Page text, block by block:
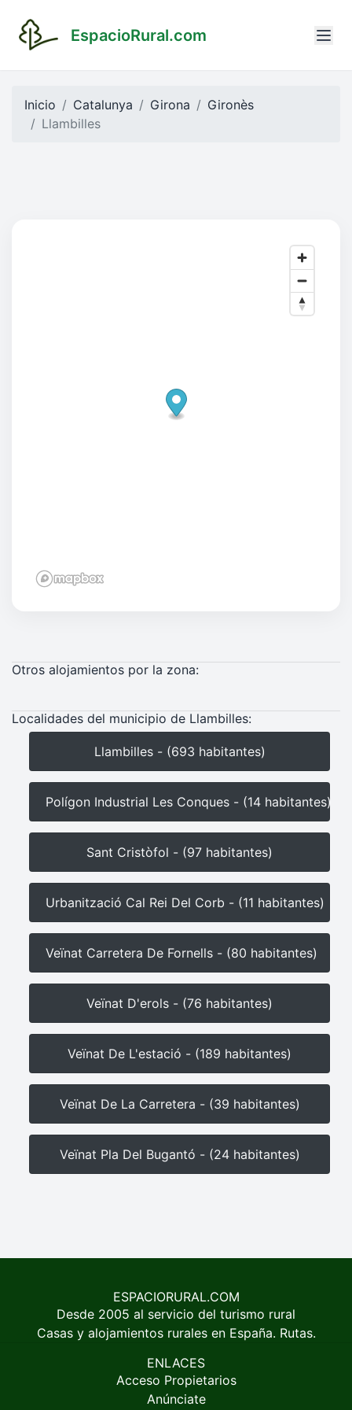
EspacioRural.com
Inicio Catalunya Girona
Gironès
Llambilles
Otros alojamientos por la zona:
Localidades del municipio de Llambilles:
Llambilles - (693 habitantes)
Polígon Industrial Les Conques - (14 habitantes)
Sant Cristòfol - (97 habitantes)
Urbanització Cal Rei Del Corb - (11 habitantes)
Veïnat Carretera De Fornells - (80 habitantes)
Veïnat D'erols - (76 habitantes)
Veïnat De L'estació - (189 habitantes)
Veïnat De La Carretera - (39 habitantes)
Veïnat Pla Del Bugantó - (24 habitantes)
ESPACIORURAL.COM
Desde 2005 al servicio del turismo rural
Casas y alojamientos rurales en España. Rutas.
ENLACES
Acceso Propietarios
Anúnciate